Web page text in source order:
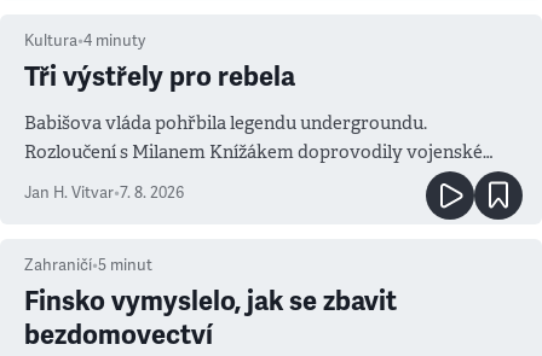
Kultura•4 minuty
Tři výstřely pro rebela
Babišova vláda pohřbila legendu undergroundu.
Rozloučení s Milanem Knížákem doprovodily vojenské
Jan H. Vitvar•7. 8. 2026
Zahraničí•5 minut
Finsko vymyslelo, jak se zbavit
bezdomovectví